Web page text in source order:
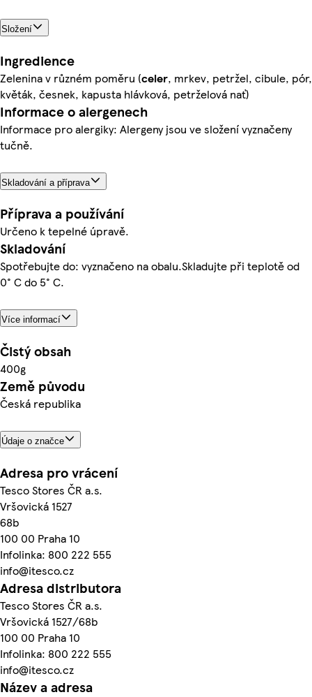
Složení
Ingredience
Zelenina v různém poměru (celer, mrkev, petržel, cibule, pór,
květák, česnek, kapusta hlávková, petrželová nať)
Informace o alergenech
Informace pro alergiky: Alergeny jsou ve složení vyznačeny
tučně.
Skladování a příprava
Příprava a používání
Určeno k tepelné úpravě.
Skladování
Spotřebujte do: vyznačeno na obalu.Skladujte při teplotě od
0° C do 5° C.
Více informací
Čistý obsah
400g
Země původu
Česká republika
Údaje o značce
Adresa pro vrácení
Tesco Stores ČR a.s.
Vršovická 1527
68b
100 00 Praha 10
Infolinka: 800 222 555
info@itesco.cz
Adresa distributora
Tesco Stores ČR a.s.
Vršovická 1527/68b
100 00 Praha 10
Infolinka: 800 222 555
info@itesco.cz
Název a adresa